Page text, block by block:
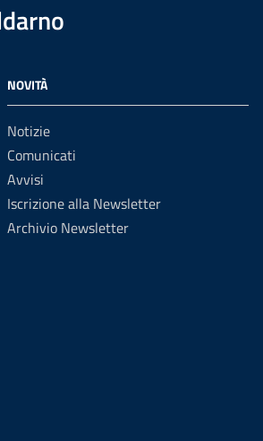
NOVITÀ
Notizie
Comunicati
Avvisi
Iscrizione alla Newsletter
Archivio Newsletter